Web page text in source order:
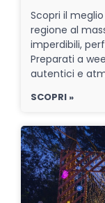
Scopri il
regione al
imperdibili,
Preparati a
autentici e
SCOPRI »